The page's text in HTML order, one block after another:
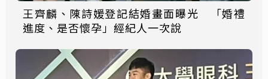
王齊麟、陳詩媛登記結婚畫面曝光 「婚禮
進度、是否懷孕」經紀人一次說